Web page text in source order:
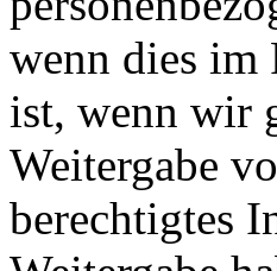
wenn dies im
ist, wenn wir
Weitergabe
berechtigtes